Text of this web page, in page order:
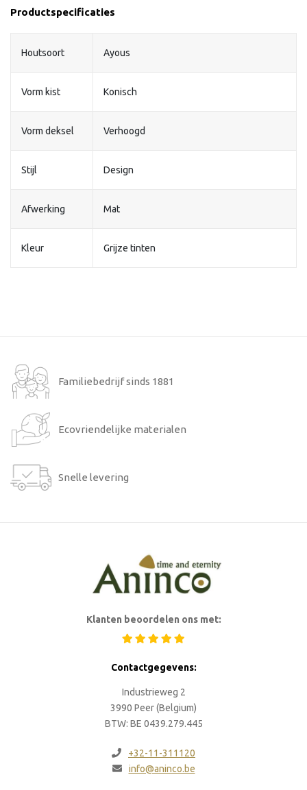
Productspecificaties
Houtsoort Ayous
Vorm kist Konisch
Vorm deksel Verhoogd
Stijl Design
Afwerking Mat
Kleur Grijze tinten
Familiebedrijf sinds 1881
Ecovriendelijke materialen
Snelle levering
Klanten beoordelen ons met:
Contactgegevens:
Industrieweg 2
3990 Peer (Belgium)
BTW: BE 0439.279.445
+32-11-311120
info@aninco.be